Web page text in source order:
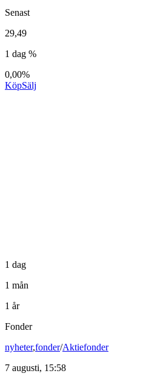
Senast
29,49
1 dag %
0,00%
KöpSälj
1 dag
1 mån
1 år
Fonder
nyheter,fonder/Aktiefonder
7 augusti, 15:58